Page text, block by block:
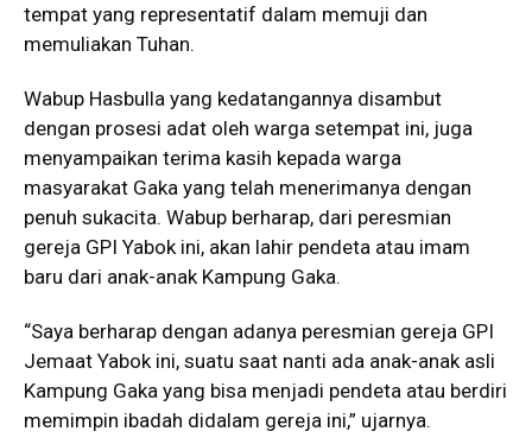
tempat yang representatif dalam memuji dan
memuliakan Tuhan.
Wabup Hasbulla yang kedatangannya disambut
dengan prosesi adat oleh warga setempat ini, juga
menyampaikan terima kasih kepada warga
masyarakat Gaka yang telah menerimanya dengan
penuh sukacita. Wabup berharap, dari peresmian
gereja GPI Yabok ini, akan lahir pendeta atau imam
baru dari anak-anak Kampung Gaka.
“Saya berharap dengan adanya peresmian gereja GPI
Jemaat Yabok ini, suatu saat nanti ada anak-anak asli
Kampung Gaka yang bisa menjadi pendeta atau berdiri
memimpin ibadah didalam gereja ini,” ujarnya.